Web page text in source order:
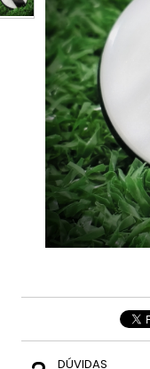
DÚVIDAS